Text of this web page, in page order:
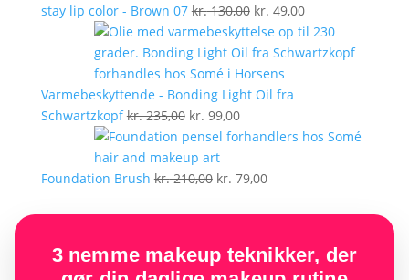
pris
kr. 169,00.
pris
er:
kr. 129,00.
stay lip color - Brown 07 kr.130,00 Den
oprindelige
pris
var:
kr. 130,00.
kr. 49,00Den
aktuelle
pris
Varmebeskyttende - Bonding Light Oil fra
Schwartzkopf kr.235,00 Den
oprindelige
pris
var:
kr. 99,00Den
aktuelle
er:
Foundation Brush kr.210,00 Den
pris
kr. 210,00.
kr. 79,00Den
pris
kr. 79,00.
3 nemme makeup teknikker, der